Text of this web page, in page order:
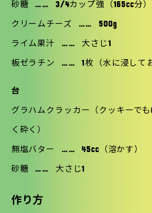
砂糖 …… 3/4カップ強（165cc分）
クリームチーズ …… 500g
ライム果汁 …… 大さじ1
板ゼラチン …… 1枚（水に浸して
台
グラハムクラッカー（クッキーでも
く砕く）
無塩バター …… 45cc（溶かす）
砂糖 …… 大さじ1
作り方